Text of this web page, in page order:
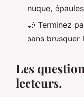
nuque,
🌙 Terminez
sans brusquer
Les
lecteurs.